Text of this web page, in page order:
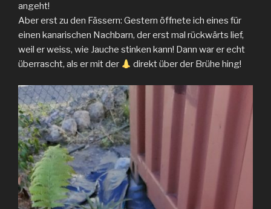
angeht!
Aber erst zu den Fässern: Gestern öffnete ich eines für
einen kanarischen Nachbarn, der erst mal rückwärts lief,
weil er weiss, wie Jauche stinken kann! Dann war er echt
überrascht, als er mit der
direkt über der Brühe hing!